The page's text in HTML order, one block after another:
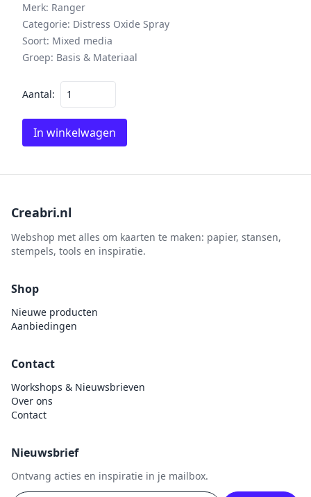
Merk: Ranger
Categorie: Distress Oxide Spray
Soort: Mixed media
Groep: Basis & Materiaal
Aantal:
In winkelwagen
Creabri.nl
Webshop met alles om kaarten te maken: papier, stansen,
stempels, tools en inspiratie.
Shop
Nieuwe producten
Aanbiedingen
Contact
Workshops & Nieuwsbrieven
Over ons
Contact
Nieuwsbrief
Ontvang acties en inspiratie in je mailbox.